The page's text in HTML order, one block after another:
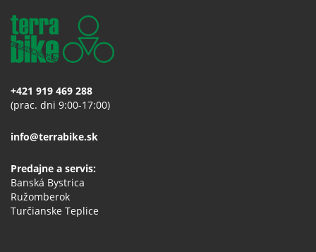
+421 919 469 288
(prac. dni 9:00-17:00)
info@terrabike.sk
Predajne a servis:
Banská Bystrica
Ružomberok
Turčianske Teplice